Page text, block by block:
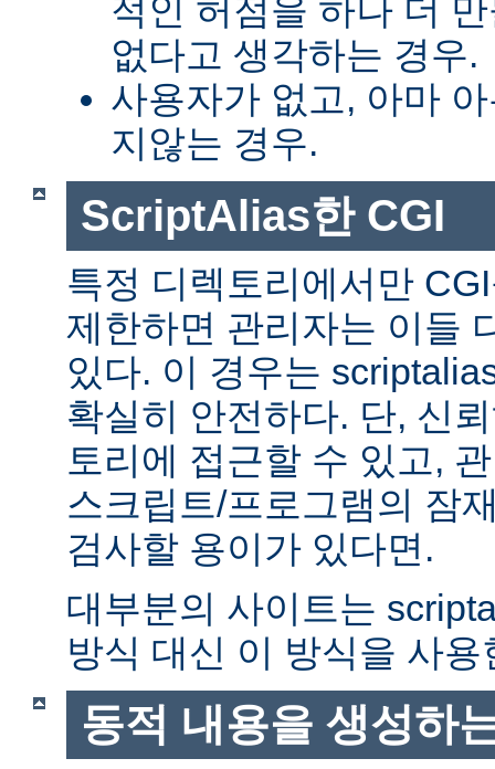
적인 허점을 하나 더
없다고 생각하는 경우.
사용자가 없고, 아마
지않는 경우.
ScriptAlias한 CGI
특정 디렉토리에서만
제한하면 관리자는 이들
있다. 이 경우는
확실히 안전하다. 단, 신
토리에 접근할 수 있고,
스크립트/프로그램의 잠
검사할 용이가 있다면.
대부분의 사이트는
방식 대신 이 방식을 사용
동적 내용을 생성하